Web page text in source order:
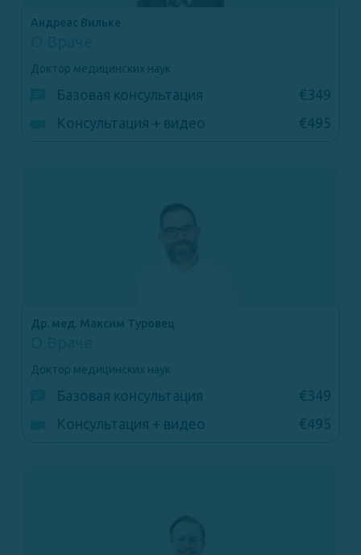
Андреас Вильке
Доктор медицинских наук
Базовая консультация
€349
Консультация + видео
€495
Др. мед. Максим Туровец
Доктор медицинских наук
Базовая консультация
€349
Консультация + видео
€495